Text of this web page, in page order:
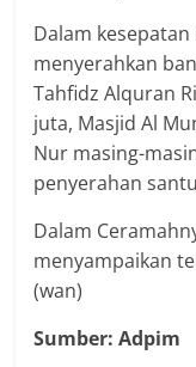
Dalam
menyerahkan
Tahfidz Alquran
juta, Masjid Al
Nur masing-
penyerahan
Dalam
menyampaikan
(wan)
Sumber: Adpim